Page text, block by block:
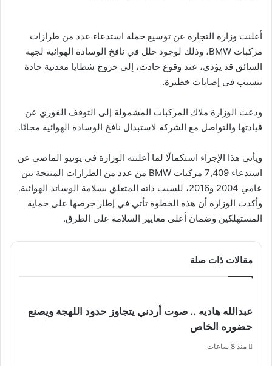
أعلنت وزارة التجارة عن توسيع حملة استدعاء عدد من طرازات
مركبات BMW، وذلك لوجود خلل في نافخ الوسادة الهوائية لجهة
السائق قد يؤدي، عند وقوع حادث، إلى خروج شظايا معدنية حادة
تتسبب في إصابات خطيرة.
ودعت الوزارة ملاك المركبات المشمولة إلى التوقف الفوري عن
قيادتها والتواصل مع الشركة لاستبدال نافخ الوسادة الهوائية مجانًا.
ويأتي هذا الإجراء استكمالًا لما أعلنته الوزارة في يونيو الماضي عن
استدعاء 7,409 مركبات BMW من عدد من الطرازات المنتجة بين
عامي 2004 و2016، للسبب ذاته المتعلق بسلامة الوسائد الهوائية.
وأكدت الوزارة أن هذه الخطوة تأتي في إطار حرصها على حماية
المستهلكين وضمان أعلى معايير السلامة على الطرق.
مقالات ذات صلة
عبدالله هاديه .. صوت أردني يتجاوز حدود اللهجة ويصنع
حضوره الخاص
منذ 8 ساعات